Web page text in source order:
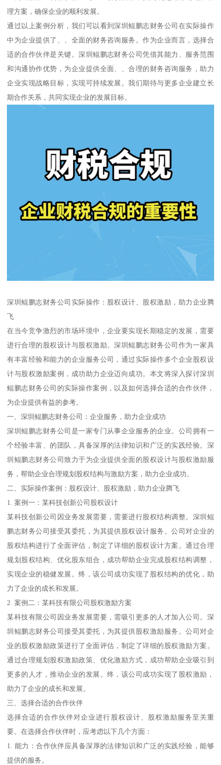
理方案，确保企业的顺利发展。
通过以上案例分析，我们可以看到深圳鲲鹏志财务公司在实际操作
中为企业提供了、、全面的财务咨询服务。作为企业而言，选择合
适的合作伙伴是关键。深圳鲲鹏志财务公司凭借其能力、服务范围
和沟通协作优势，为企业提供全面、、合理的财务咨询服务，助力
企业实现战略目标，实现可持续发展。我们期待与更多企业建立长
期合作关系，共同实现企业的发展目标。
深圳鲲鹏志财务公司实际操作：股权设计、股权激励，助力企业腾
飞
在当今竞争激烈的市场环境中，企业要实现长期稳定的发展，需要
进行合理的股权设计与股权激励。深圳鲲鹏志财务公司作为一家具
有丰富经验和能力的企业服务公司，通过实际操作多个企业股权设
计与股权激励案例，成功助力企业迈向成功。本文将深入探讨深圳
鲲鹏志财务公司的实际操作案例，以及如何选择合适的合作伙伴，
为企业提供有益的参考。
一、深圳鲲鹏志财务公司：企业服务，助力企业成功
深圳鲲鹏志财务公司是一家专门从事企业服务的企业。公司拥有一
个经验丰富、的团队，具备深厚的法律知识和广泛的实践经验。深
圳鲲鹏志财务公司致力于为企业提供全面的股权设计与股权激励服
务，帮助企业合理规划股权结构与激励方案，助力企业成功。
二、实际操作案例：股权设计、股权激励，助力企业腾飞
1. 案例一：某科技创新公司股权设计
某科技创新公司因业务发展需要，需要进行股权结构调整。深圳鲲
鹏志财务公司接受其委托，为其提供股权设计服务。公司对企业的
股权结构进行了全面评估，制定了详细的股权设计方案。通过合理
规划股权结构、优化股东组合，成功帮助企业完成股权结构调整，
实现企业的稳健发展。终，该公司成功实现了股权结构的优化，助
力了企业的成长和发展。
2. 案例二：某科技有限公司股权激励方案
某科技有限公司因业务发展需要，需吸引更多的人才加入公司。深
圳鲲鹏志财务公司接受其委托，为其提供股权激励服务。公司对企
业的股权激励政策进行了全面评估，制定了详细的股权激励方案。
通过合理规划股权激励政策、优化激励方式，成功帮助企业吸引到
更多的人才，推动企业的发展。终，该公司成功实现了股权激励，
助力了企业的成长和发展。
三、选择合适的合作伙伴
选择合适的合作伙伴对企业进行股权设计、股权激励服务至关重
要。在选择合作伙伴时，应考虑以下几个方面：
1. 能力：合作伙伴应具备深厚的法律知识和广泛的实践经验，能够
提供的服务。